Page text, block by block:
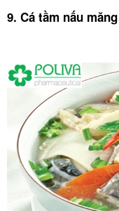
9. Cá tầm nấu măng